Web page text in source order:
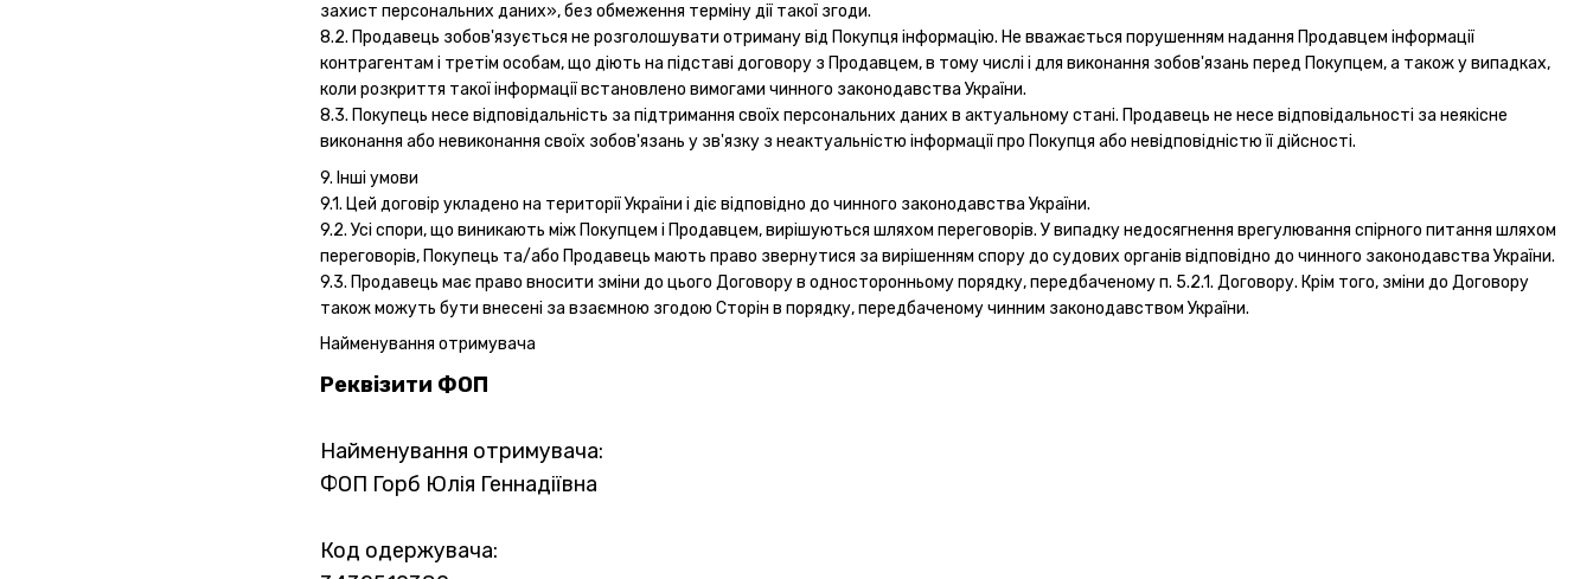
захист персональних даних», без обмеження терміну дії такої згоди.
8.2. Продавець зобов'язується не розголошувати отриману від Покупця інформацію. Не вважається порушенням надання Продавцем інформації
контрагентам і третім особам, що діють на підставі договору з Продавцем, в тому числі і для виконання зобов'язань перед Покупцем, а також у випадках,
коли розкриття такої інформації встановлено вимогами чинного законодавства України.
8.3. Покупець несе відповідальність за підтримання своїх персональних даних в актуальному стані. Продавець не несе відповідальності за неякісне
виконання або невиконання своїх зобов'язань у зв'язку з неактуальністю інформації про Покупця або невідповідністю її дійсності.
9. Інші умови
9.1. Цей договір укладено на території України і діє відповідно до чинного законодавства України.
9.2. Усі спори, що виникають між Покупцем і Продавцем, вирішуються шляхом переговорів. У випадку недосягнення врегулювання спірного питання шляхом
переговорів, Покупець та/або Продавець мають право звернутися за вирішенням спору до судових органів відповідно до чинного законодавства України.
9.3. Продавець має право вносити зміни до цього Договору в односторонньому порядку, передбаченому п. 5.2.1. Договору. Крім того, зміни до Договору
також можуть бути внесені за взаємною згодою Сторін в порядку, передбаченому чинним законодавством України.
Найменування отримувача
Реквізити ФОП
Найменування отримувача:
ФОП Горб Юлія Геннадіївна
Код одержувача: